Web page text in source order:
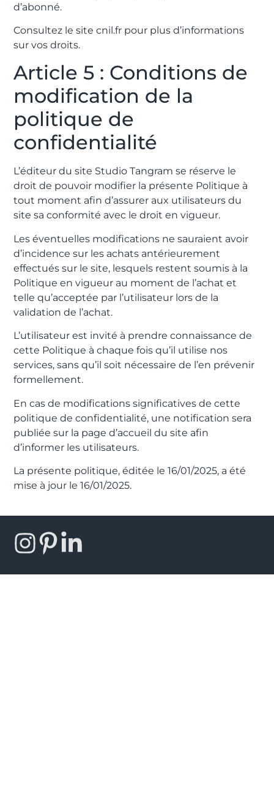
d’abonné.
Consultez le site cnil.fr pour plus d’informations
sur vos droits.
Article 5 : Conditions de
modification de la
politique de
confidentialité
L’éditeur du site Studio Tangram se réserve le
droit de pouvoir modifier la présente Politique à
tout moment afin d’assurer aux utilisateurs du
site sa conformité avec le droit en vigueur.
Les éventuelles modifications ne sauraient avoir
d’incidence sur les achats antérieurement
effectués sur le site, lesquels restent soumis à la
Politique en vigueur au moment de l’achat et
telle qu’acceptée par l’utilisateur lors de la
validation de l’achat.
L’utilisateur est invité à prendre connaissance de
cette Politique à chaque fois qu’il utilise nos
services, sans qu’il soit nécessaire de l’en prévenir
formellement.
En cas de modifications significatives de cette
politique de confidentialité, une notification sera
publiée sur la page d’accueil du site afin
d’informer les utilisateurs.
La présente politique, éditée le 16/01/2025, a été
mise à jour le 16/01/2025.